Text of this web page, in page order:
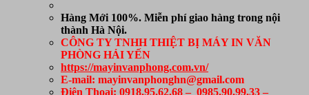
Hàng Mới 100%. Miễn phí giao hàng trong nội
thành Hà Nội.
CÔNG TY TNHH THIỆT BỊ MÁY IN VĂN
PHÒNG HẢI YẾN
https://mayinvanphong.com.vn/
E-mail: mayinvanphonghn@gmail.com
Điện Thoại: 0918.95.62.68 – 0985.90.99.33 –